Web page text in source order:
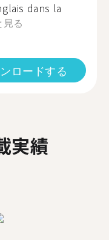
dans la
見る
ロードする
実績